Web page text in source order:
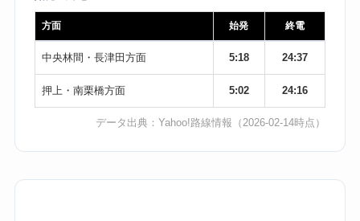
方面 始発 終電
中央林間・長津田方面 5:18 24:37
押上・南栗橋方面 5:02 24:16
データ出典：Yahoo!路線情報 （2026-02-14時点）